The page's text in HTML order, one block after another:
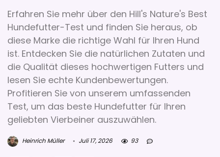
Erfahren Sie mehr über den Hill's Nature's Best
Hundefutter-Test und finden Sie heraus, ob
diese Marke die richtige Wahl für Ihren Hund
ist. Entdecken Sie die natürlichen Zutaten und
die Qualität dieses hochwertigen Futters und
lesen Sie echte Kundenbewertungen.
Profitieren Sie von unserem umfassenden
Test, um das beste Hundefutter für Ihren
geliebten Vierbeiner auszuwählen.
Heinrich Müller Juli 17, 2026 93